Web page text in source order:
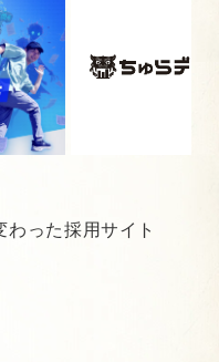
った採用サイト